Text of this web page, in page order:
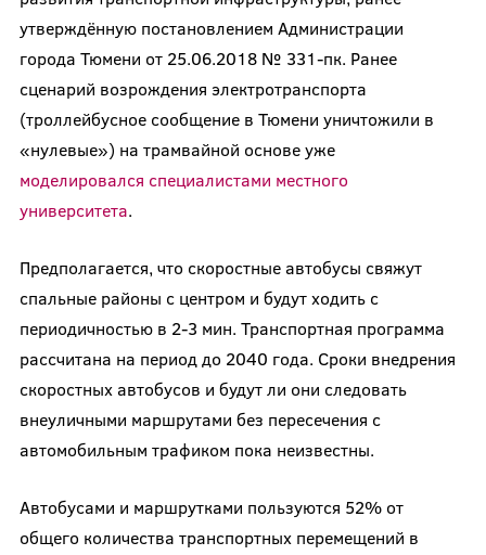
утверждённую постановлением Администрации
города Тюмени от 25.06.2018 № 331-пк. Ранее
сценарий возрождения электротранспорта
(троллейбусное сообщение в Тюмени уничтожили в
«нулевые») на трамвайной основе уже
моделировался специалистами местного
университета.
Предполагается, что скоростные автобусы свяжут
спальные районы с центром и будут ходить с
периодичностью в 2-3 мин. Транспортная программа
рассчитана на период до 2040 года. Сроки внедрения
скоростных автобусов и будут ли они следовать
внеуличными маршрутами без пересечения с
автомобильным трафиком пока неизвестны.
Автобусами и маршрутками пользуются 52% от
общего количества транспортных перемещений в